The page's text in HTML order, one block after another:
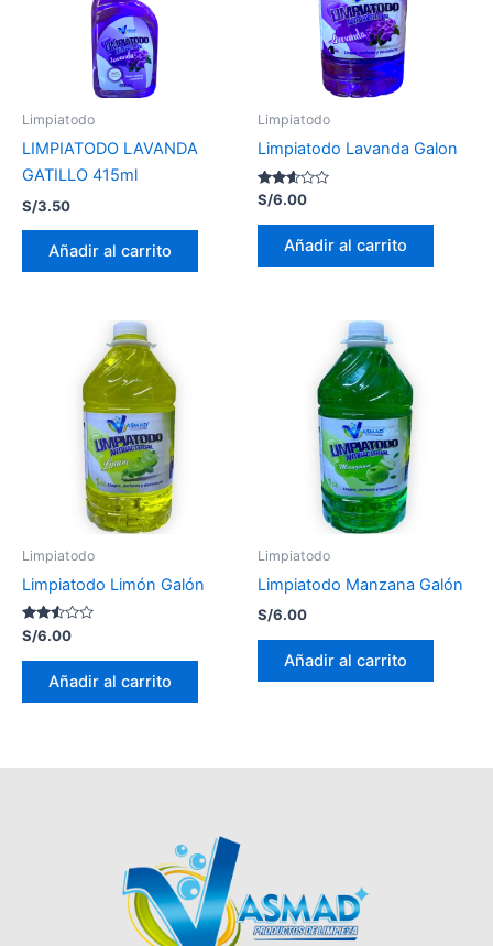
Limpiatodo
LIMPIATODO LAVANDA
GATILLO 415ml
S/3.50
Añadir al carrito
Limpiatodo
Limpiatodo Lavanda Galon
Valorado
con
2.51
S/6.00
Añadir al carrito
Limpiatodo
Limpiatodo Limón Galón
Valorado
con
2.47
S/6.00
Añadir al carrito
Limpiatodo
Limpiatodo Manzana Galón
S/6.00
Añadir al carrito